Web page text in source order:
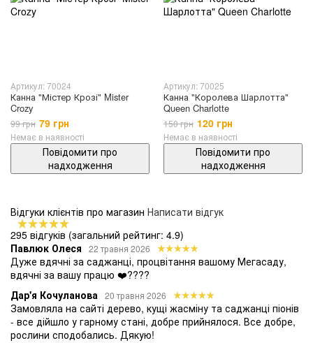
Артикул: 70024
Канна "Містер Крозі" Mister
Crozy
99 грн 79 грн
Немає в наявності
Повідомити про
надходження
Артикул: 70025
Канна "Королева Шарлотта"
Queen Charlotte
150 грн 120 грн
Немає в наявності
Повідомити про
надходження
Відгуки клієнтів про магазин Написати відгук
295 відгуків (загальний рейтинг: 4.9)
Павлюк Олеся
22 травня 2026
Дуже вдячні за саджанці, процвітання вашому Мегасаду,
вдячні за вашу працю ❤️????
Дар'я Кочуланова 20 травня 2026
Замовляла на сайті дерево, кущі жасміну та саджанці піонів
- все дійшло у гарному стані, добре прийнялося. Все добре,
рослини сподобались. Дякую!